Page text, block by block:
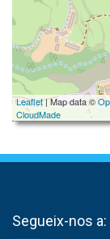
Leaflet| Map data ©
CloudMade
Segueix-nos a: